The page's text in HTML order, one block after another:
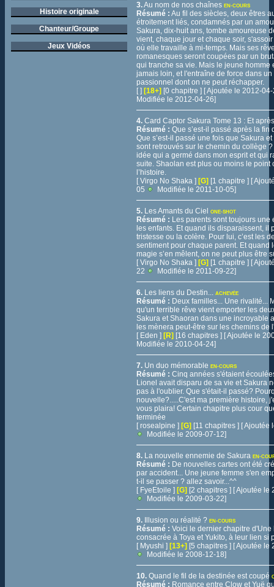
Histoire originale
Chanteur/Groupe
Jeux Vidéos
3.Au nom de nos chaînes EN-COURS
Résumé : Au fil des siècles, deux êtres
étroitement liés, condamnés par un
Sakura, dix-huit ans, tombe amoureuse
vient, chaque jour et chaque soir,
où elle travaille à mi-temps. Mais ses
romanesques seront coupées par un
qui tranche sa vie. Mais le jeune homme
jamais loin, et l'entraîne de force dans un
passionnel dont on ne peut réchapper.
[ ] [18+] [0 chapitre ] [ Ajoutée le 2012-
Modifiée le 2012-04-26]
4. Card Captor Sakura Tome 13 : Et
Résumé : Que s’est-il passé après la fin
Que s’est-il passé une fois que Sakura
sont retrouvés sur le chemin du collège
idée qui a germé dans mon esprit et qui
suite. Shaolan est plus ou moins le point
l’histoire.
[ Virgo No Shaka ] [G] [1 chapitre ] [
05
Modifiée le 2011-10-05]
5. Les Amants du Ciel ONE-SHOT
Résumé : Les parents sont toujours une
les enfants. Et quand ils disparaissent, il
tristesse ou la colère. Pour lui, c’est les
sentiment pour chaque parent. Et quand
magie s’en mêlent, on ne peut plus être
[ Virgo No Shaka ] [G] [1 chapitre ] [
22
Modifiée le 2011-09-22]
6. Les liens du Destin... ACHEVÉE
Résumé : Deux familles... Une rivalité...
qu'un terrible rêve vient emporter les
Sakura et Shaoran dans une incroyable
les mènera peut-être sur les chemins de
[ Eden ] [R] [16 chapitres ] [ Ajoutée le
Modifiée le 2010-04-24]
7. Un duo mémorable EN-COURS
Résumé : Cinq années s'étaient
Lionel avait disparu de sa vie et Sakura
pas à l'oublier. Que s'était-il passé?
nouvelle?.....C'est ma première histoire,
vous plaira! Certain chapitre plus cour
terminée
[ rosealpine ] [G] [11 chapitres ] [ Ajoutée
Modifiée le 2009-07-12]
8. La nouvelle ennemie de Sakura EN-
Résumé : De nouvelles cartes ont été
par accident... Une jeune femme s'en
t-il se passer ? allez savoir...^^
[ FyeEtoile ] [G] [2 chapitres ] [ Ajoutée le
Modifiée le 2009-03-22]
9. Illusion ou réalité ? EN-COURS
Résumé : Voici le dernier chapitre d'Une
consacrée à Toya et Yukito, à leur lien si
[ Myushi ] [13+] [5 chapitres ] [ Ajoutée le
Modifiée le 2008-12-18]
10. Quand le fil de la destinée est coupé
Résumé : Romance entre Clow et Yuë